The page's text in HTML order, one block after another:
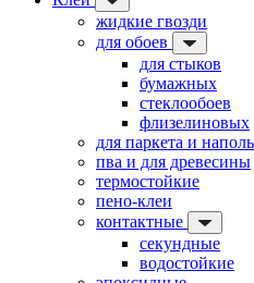
жидкие гвозди
для обоев
для стыков
бумажных
стеклообоев
флизелиновых
для паркета и
пва и для древесины
термостойкие
пено-клеи
контактные
секундные
водостойкие